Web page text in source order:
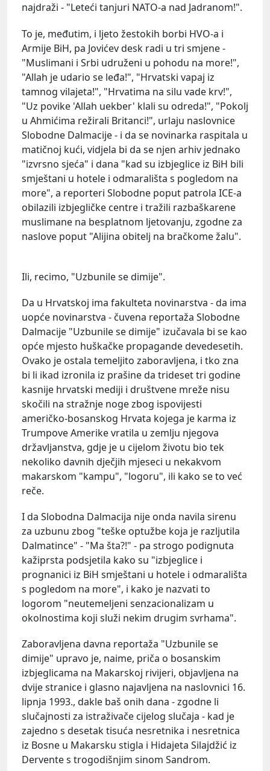
najdraži - "Leteći tanjuri NATO-a nad Jadranom!".
To je, međutim, i ljeto žestokih borbi HVO-a i
Armije BiH, pa Jovićev desk radi u tri smjene -
"Muslimani i Srbi udruženi u pohodu na more!",
"Allah je udario se leđa!", "Hrvatski vapaj iz
tamnog vilajeta!", "Hrvatima na silu vade krv!",
"Uz povike 'Allah uekber' klali su odreda!", "Pokolj
u Ahmićima režirali Britanci!", urlaju naslovnice
Slobodne Dalmacije - i da se novinarka raspitala u
matičnoj kući, vidjela bi da se njen arhiv jednako
"izvrsno sjeća" i dana "kad su izbjeglice iz BiH bili
smještani u hotele i odmarališta s pogledom na
more", a reporteri Slobodne poput patrola ICE-a
obilazili izbjegličke centre i tražili razbaškarene
muslimane na besplatnom ljetovanju, zgodne za
naslove poput "Alijina obitelj na bračkome žalu".
Ili, recimo, "Uzbunile se dimije".
Da u Hrvatskoj ima fakulteta novinarstva - da ima
uopće novinarstva - čuvena reportaža Slobodne
Dalmacije "Uzbunile se dimije" izučavala bi se kao
opće mjesto huškačke propagande devedesetih.
Ovako je ostala temeljito zaboravljena, i tko zna
bi li ikad izronila iz prašine da trideset tri godine
kasnije hrvatski mediji i društvene mreže nisu
skočili na stražnje noge zbog ispovijesti
američko-bosanskog Hrvata kojega je karma iz
Trumpove Amerike vratila u zemlju njegova
državljanstva, gdje je u cijelom životu bio tek
nekoliko davnih dječjih mjeseci u nekakvom
makarskom "kampu", "logoru", ili kako se to već
reče.
I da Slobodna Dalmacija nije onda navila sirenu
za uzbunu zbog "teške optužbe koja je razljutila
Dalmatince" - "Ma šta?!" - pa strogo podignuta
kažiprsta podsjetila kako su "izbjeglice i
prognanici iz BiH smještani u hotele i odmarališta
s pogledom na more", i kako je nazvati to
logorom "neutemeljeni senzacionalizam u
okolnostima koji služi nekim drugim svrhama".
Zaboravljena davna reportaža "Uzbunile se
dimije" upravo je, naime, priča o bosanskim
izbjeglicama na Makarskoj rivijeri, objavljena na
dvije stranice i glasno najavljena na naslovnici 16.
lipnja 1993., dakle baš onih dana - zgodne li
slučajnosti za istraživače cijelog slučaja - kad je
zajedno s desetak tisuća nesretnika i nesretnica
iz Bosne u Makarsku stigla i Hidajeta Silajdžić iz
Dervente s trogodišnjim sinom Sandrom.